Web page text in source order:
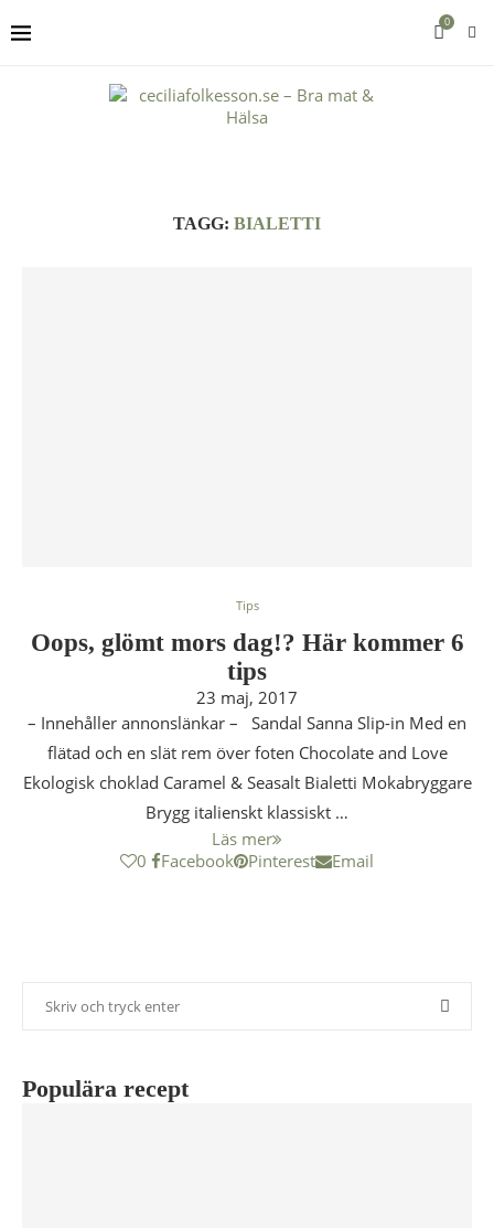
0
TAGG: BIALETTI
Tips
Oops, glömt mors dag!? Här kommer 6
tips
23 maj, 2017
– Innehåller annonslänkar – Sandal Sanna Slip-in Med en
flätad och en slät rem över foten Chocolate and Love
Ekologisk choklad Caramel & Seasalt Bialetti Mokabryggare
Brygg italienskt klassiskt …
Läs mer
0
Facebook Pinterest Email
Populära recept